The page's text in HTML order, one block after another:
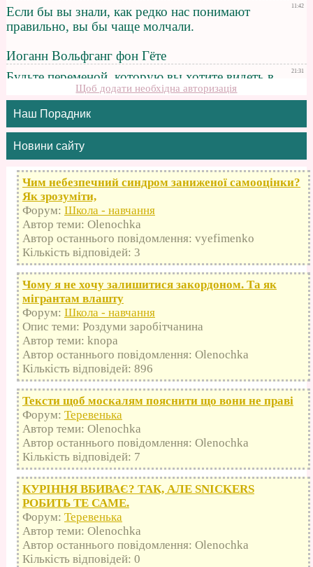
Щоб додати необхідна авторизація
Наш Порадник
Новини сайту
Чим небезпечний синдром заниженої самооцінки?
Як зрозуміти,
Форум: Школа - навчання
Автор теми: Olenochka
Автор останнього повідомлення: vyefimenko
Кількість відповідей: 3
Чому я не хочу залишитися закордоном. Та як
мігрантам влашту
Форум: Школа - навчання
Опис теми: Роздуми заробітчанина
Автор теми: knopa
Автор останнього повідомлення: Olenochka
Кількість відповідей: 896
Тексти щоб москалям пояснити що вони не праві
Форум: Теревенька
Автор теми: Olenochka
Автор останнього повідомлення: Olenochka
Кількість відповідей: 7
КУРІННЯ ВБИВАЄ? ТАК, АЛЕ SNICKERS
РОБИТЬ ТЕ САМЕ.
Форум: Теревенька
Автор теми: Olenochka
Автор останнього повідомлення: Olenochka
Кількість відповідей: 0